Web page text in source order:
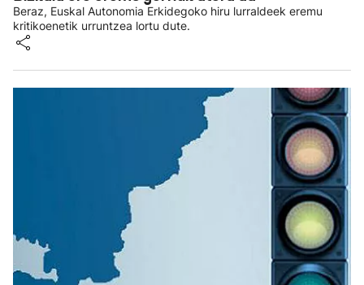
Beraz, Euskal Autonomia Erkidegoko hiru lurraldeek eremu
kritikoenetik urruntzea lortu dute.